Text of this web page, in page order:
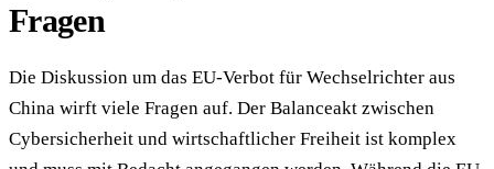
Fragen
Die Diskussion um das EU-Verbot für Wechselrichter aus
China wirft viele Fragen auf. Der Balanceakt zwischen
Cybersicherheit und wirtschaftlicher Freiheit ist komplex